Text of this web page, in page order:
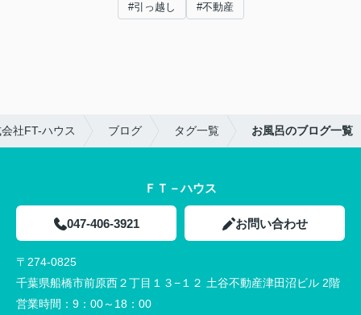
#引っ越し #不動産
社FT-ハウス ブログ タグ一覧 お風呂のブログ一覧
ＦＴ－ハウス
047-406-3921 お問い合わせ
〒274-0825
千葉県船橋市前原西２丁目１３−１２ 土谷不動産津田沼ビル 2階
営業時間： 9：00～18：00